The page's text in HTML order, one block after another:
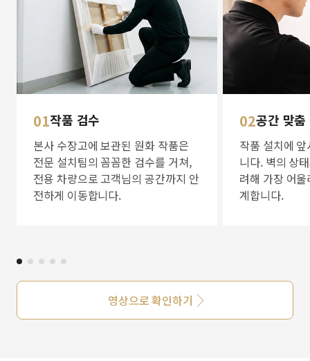
01작품 검수
본사 수장고에 보관된 원화 작품은
전문 설치팀의 꼼꼼한 검수를 거쳐,
전용 차량으로 고객님의 공간까지 안
전하게 이동합니다.
02공간 맞
작품 설치에
니다. 벽의 상
려해 가장 어
계합니다.
영상으로 확인하기